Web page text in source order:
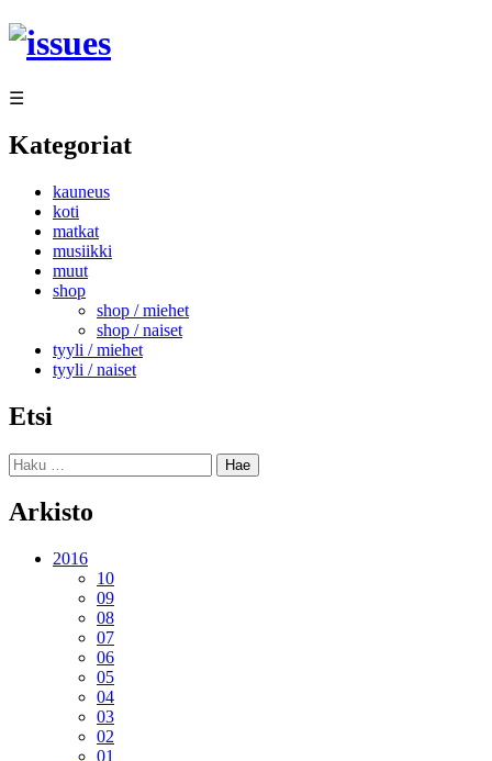
Siirry
sisältöön
☰
Kategoriat
kauneus
koti
matkat
musiikki
muut
shop
shop / miehet
shop / naiset
tyyli / miehet
tyyli / naiset
Etsi
Haku:
Arkisto
2016
10
09
08
07
06
05
04
03
02
01